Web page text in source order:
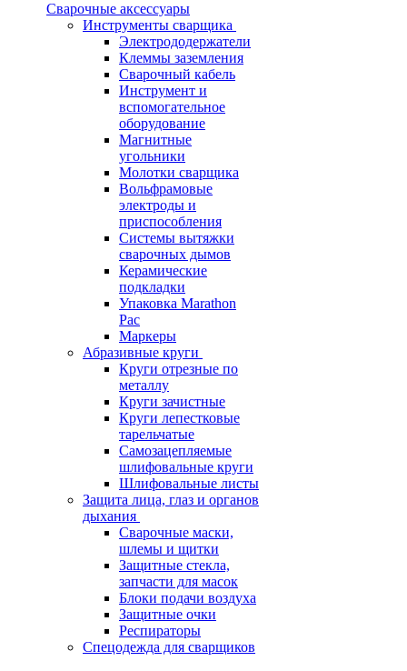
Сварочные аксессуары
Инструменты сварщика
Электрододержатели
Клеммы заземления
Сварочный кабель
Инструмент и
вспомогательное
оборудование
Магнитные
угольники
Молотки сварщика
Вольфрамовые
электроды и
приспособления
Системы вытяжки
сварочных дымов
Керамические
подкладки
Упаковка Marathon
Pac
Маркеры
Абразивные круги
Круги отрезные по
металлу
Круги зачистные
Круги лепестковые
тарельчатые
Самозацепляемые
шлифовальные круги
Шлифовальные листы
Защита лица, глаз и органов
дыхания
Сварочные маски,
шлемы и щитки
Защитные стекла,
запчасти для масок
Блоки подачи воздуха
Защитные очки
Респираторы
Спецодежда для сварщиков